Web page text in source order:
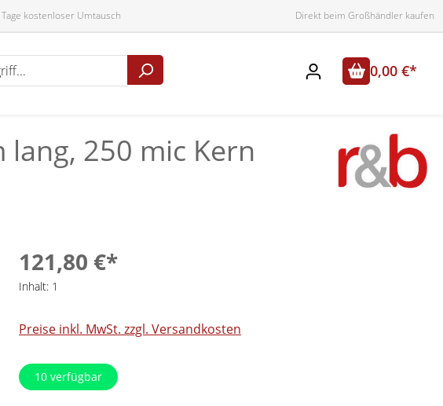
kostenloser Umtausch Direkt beim Großhändler kaufen
0,00 €*
250 mic Kern
121,80 €*
Inhalt: 1
Preise inkl. MwSt. zzgl. Versandkosten
10 verfügbar